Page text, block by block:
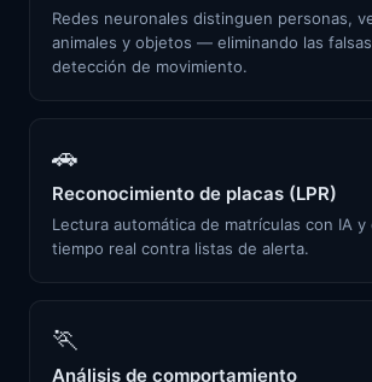
Redes neuronales distinguen personas,
animales y objetos — eliminando las
detección de movimiento.
🚗
Reconocimiento de placas (LPR)
Lectura automática de matrículas con IA
tiempo real contra listas de alerta.
🏃
Análisis de comportamiento